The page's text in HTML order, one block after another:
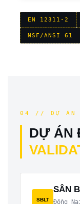
EN 12311-2
NSF/ANSI 61
04 // DỰ ÁN
DỰ ÁN
SBLT
SÂN
Đồng